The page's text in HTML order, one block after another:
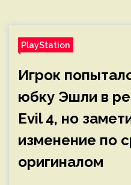
PlayStation
Игрок
юбку Эшли в
Evil 4, но
изменение по
оригиналом